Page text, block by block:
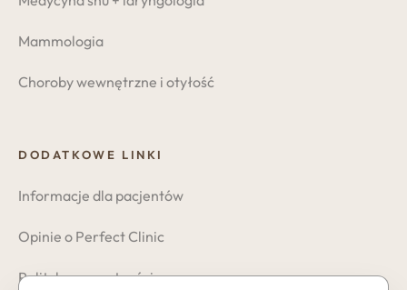
Mammologia
Choroby wewnętrzne i otyłość
DODATKOWE LINKI
Informacje dla pacjentów
Opinie o Perfect Clinic
Polityka prywatności